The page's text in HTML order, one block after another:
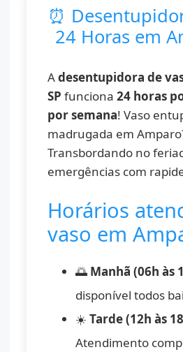
⏰
24 Horas em
Adesentupidora de
SP funciona24 horas
por semana! Vaso
madrugada em
Transbordando no
emergências com
Horários
vaso em
🌅 Manhã (06h às
disponível todos
☀️Tarde (12h às
Atendimento